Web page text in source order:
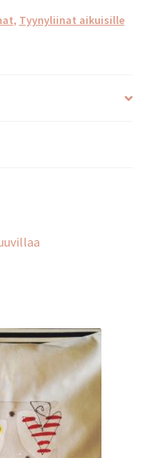
, Tyynyliinat aikuisille